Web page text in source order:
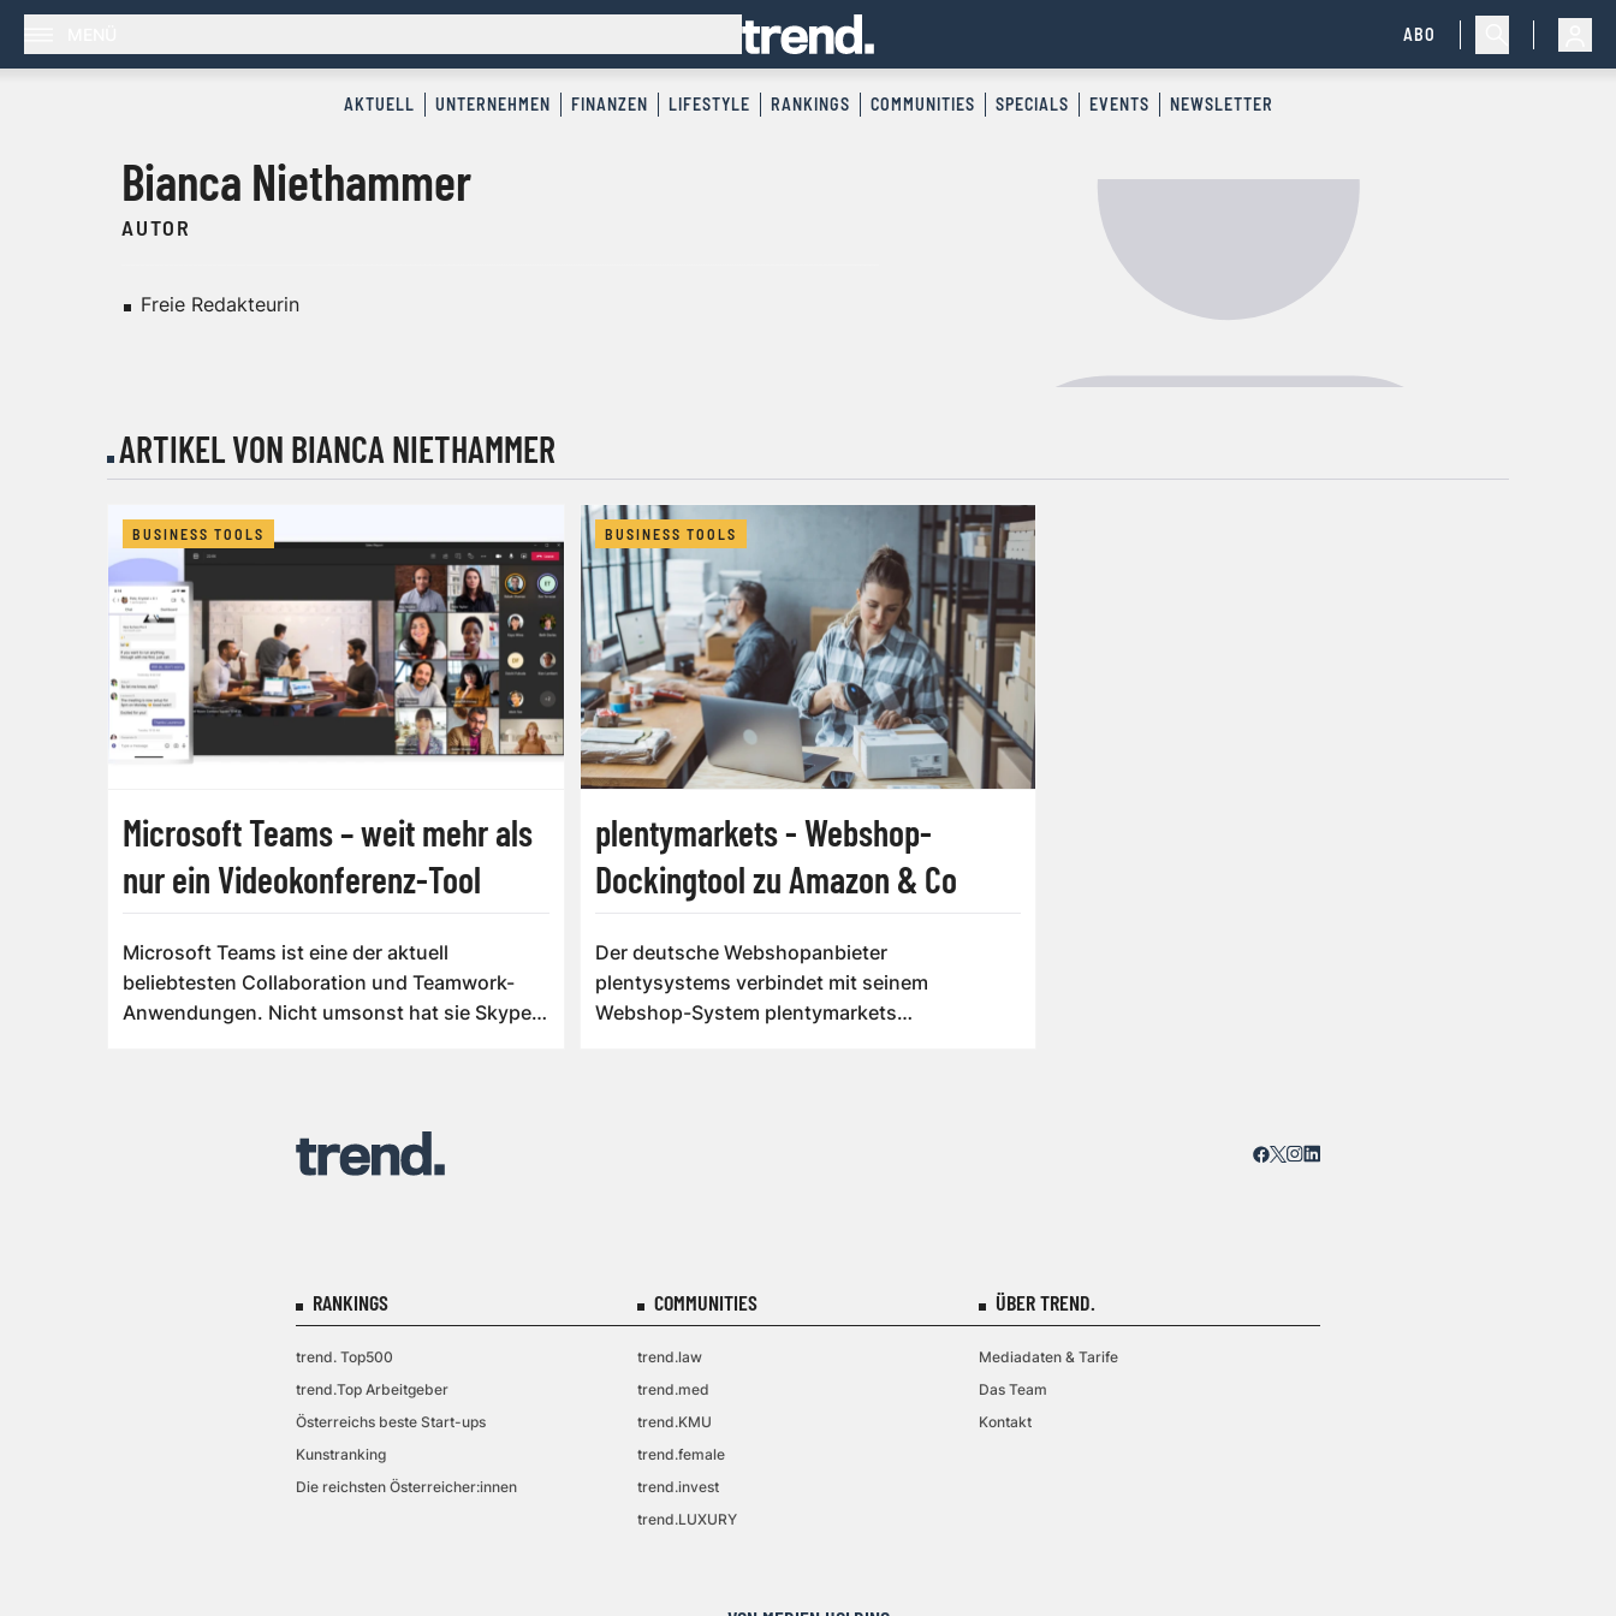
ABO
AKTUELL UNTERNEHMEN FINANZEN LIFESTYLE RANKINGS COMMUNITIES SPECIALS EVENTS NEWSLETTER
Bianca Niethammer
AUTOR
Freie Redakteurin
ARTIKEL VON BIANCA NIETHAMMER
BUSINESS TOOLS
Microsoft Teams – weit mehr als
nur ein Videokonferenz-Tool
Microsoft Teams ist eine der aktuell
beliebtesten Collaboration und Teamwork-
Anwendungen. Nicht umsonst hat sie Skype
BUSINESS TOOLS
plentymarkets - Webshop-
Dockingtool zu Amazon & Co
Der deutsche Webshopanbieter
plentysystems verbindet mit seinem
Webshop-System plentymarkets
RANKINGS
trend. Top500
trend.Top Arbeitgeber
Österreichs beste Start-ups
Kunstranking
Die reichsten Österreicher:innen
COMMUNITIES
trend.law
trend.med
trend.KMU
trend.female
trend.invest
trend.LUXURY
ÜBER TREND.
Mediadaten & Tarife
Das Team
Kontakt